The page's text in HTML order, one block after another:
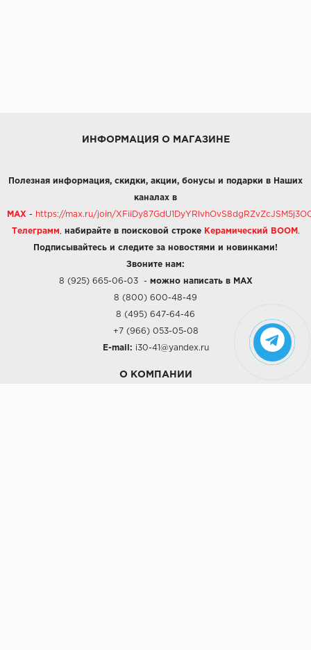
ИНФОРМАЦИЯ О МАГАЗИНЕ
Полезная информация, скидки, акции, бонусы и подарки в Наших
каналах в
MAX - https://max.ru/join/
Телеграмм набирайте в поисковой строке Керамический BOOM .
Подписывайтесь и следите за новостями и новинками!
Звоните нам:
8 (925) 665-06-03- можно написать в MAX
8 (800) 600-48-49
8 (495) 647-64-46
+7 (966) 053-05-08
E-mail: i30-41@yandex.ru
О КОМПАНИИ